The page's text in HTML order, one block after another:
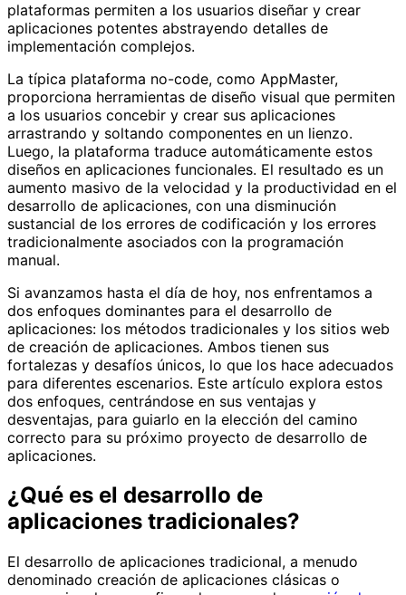
plataformas permiten a los usuarios diseñar y crear
aplicaciones potentes abstrayendo detalles de
implementación complejos.
La típica plataforma no-code, como AppMaster,
proporciona herramientas de diseño visual que permiten
a los usuarios concebir y crear sus aplicaciones
arrastrando y soltando componentes en un lienzo.
Luego, la plataforma traduce automáticamente estos
diseños en aplicaciones funcionales. El resultado es un
aumento masivo de la velocidad y la productividad en el
desarrollo de aplicaciones, con una disminución
sustancial de los errores de codificación y los errores
tradicionalmente asociados con la programación
manual.
Si avanzamos hasta el día de hoy, nos enfrentamos a
dos enfoques dominantes para el desarrollo de
aplicaciones: los métodos tradicionales y los sitios web
de creación de aplicaciones. Ambos tienen sus
fortalezas y desafíos únicos, lo que los hace adecuados
para diferentes escenarios. Este artículo explora estos
dos enfoques, centrándose en sus ventajas y
desventajas, para guiarlo en la elección del camino
correcto para su próximo proyecto de desarrollo de
aplicaciones.
¿Qué es el desarrollo de
aplicaciones tradicionales?
El desarrollo de aplicaciones tradicional, a menudo
denominado creación de aplicaciones clásicas o